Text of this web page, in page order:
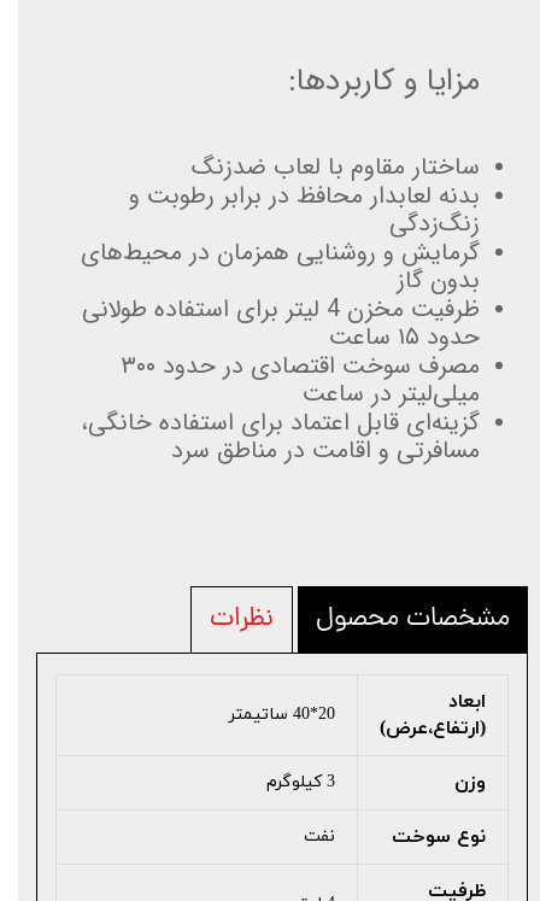
مزایا و کاربردها:
ساختار مقاوم با لعاب ضدزنگ
بدنه لعابدار محافظ در برابر رطوبت و
زنگ‌زدگی
گرمایش و روشنایی همزمان در محیط‌های
بدون گاز
ظرفیت مخزن 4 لیتر برای استفاده طولانی
حدود ۱۵ ساعت
مصرف سوخت اقتصادی در حدود ۳۰۰
میلی‌لیتر در ساعت
گزینه‌ای قابل اعتماد برای استفاده خانگی،
مسافرتی و اقامت در مناطق سرد
مشخصات محصول نظرات
ابعاد
(ارتفاع،عرض)
20*40 ساتیمتر
وزن 3 کیلوگرم
نوع سوخت نفت
ظرفیت